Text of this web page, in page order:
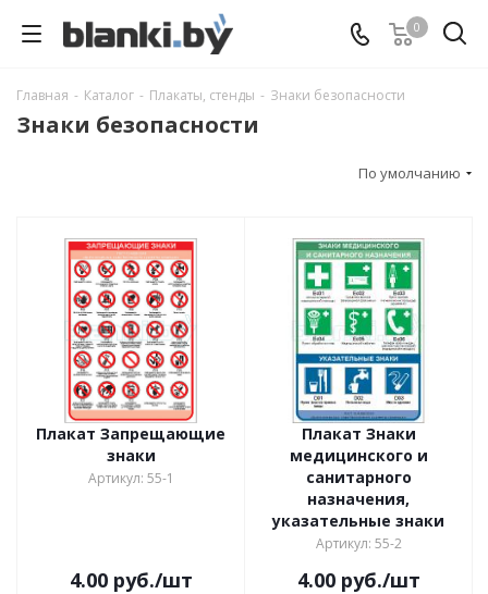
0
Главная - Каталог - Плакаты, стенды - Знаки безопасности
Знаки безопасности
По умолчанию
Плакат Запрещающие
знаки
Артикул: 55-1
4.00руб./шт
Плакат Знаки
медицинского и
санитарного
назначения,
указательные знаки
Артикул: 55-2
4.00руб./шт